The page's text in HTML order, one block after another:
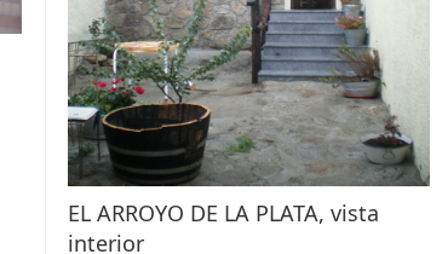
EL ARROYO DE LA PLATA, vista
interior